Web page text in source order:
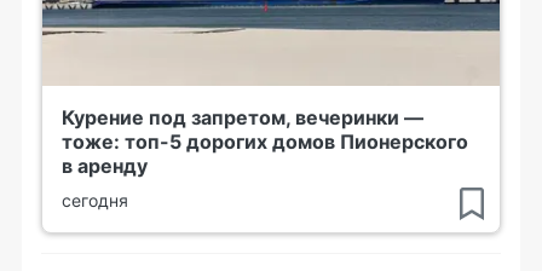
Курение под запретом, вечеринки —
тоже: топ-5 дорогих домов Пионерского
в аренду
сегодня